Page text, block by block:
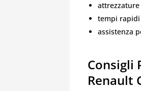
tempi
assistenza
Consigli
Renault